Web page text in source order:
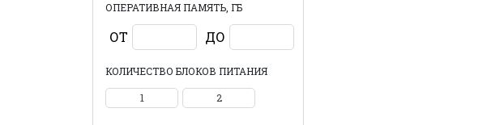
ОПЕРАТИВНАЯ ПАМЯТЬ, ГБ
ОТ ДО
КОЛИЧЕСТВО БЛОКОВ ПИТАНИЯ
1 2